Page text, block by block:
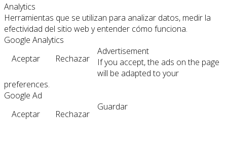
Analytics
Herramientas que se utilizan para analizar datos, medir la
efectividad del sitio web y entender cómo funciona.
Google Analytics
Aceptar
Rechazar
Advertisement
If you accept, the ads on the page
will be adapted to your
preferences.
Google Ad
Aceptar
Rechazar
Guardar